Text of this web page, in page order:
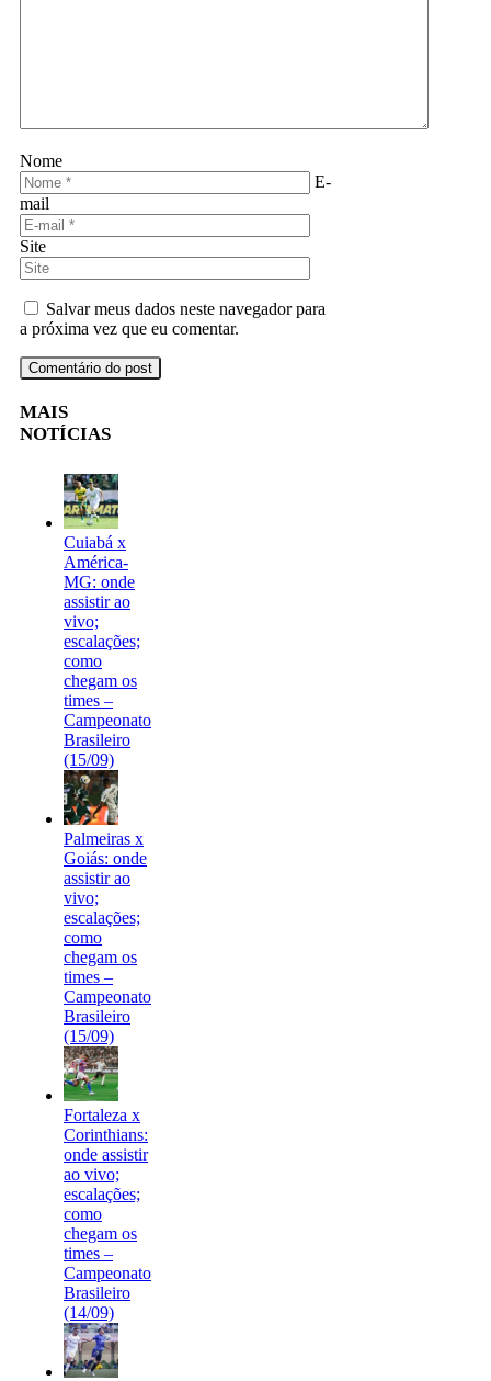
Nome
E-
mail
Site
Salvar meus dados neste navegador para
a próxima vez que eu comentar.
MAIS
NOTÍCIAS
Cuiabá x
América-
MG: onde
assistir ao
vivo;
escalações;
como
chegam os
times –
Campeonato
Brasileiro
(15/09)
Palmeiras x
Goiás: onde
assistir ao
vivo;
escalações;
como
chegam os
times –
Campeonato
Brasileiro
(15/09)
Fortaleza x
Corinthians:
onde assistir
ao vivo;
escalações;
como
chegam os
times –
Campeonato
Brasileiro
(14/09)